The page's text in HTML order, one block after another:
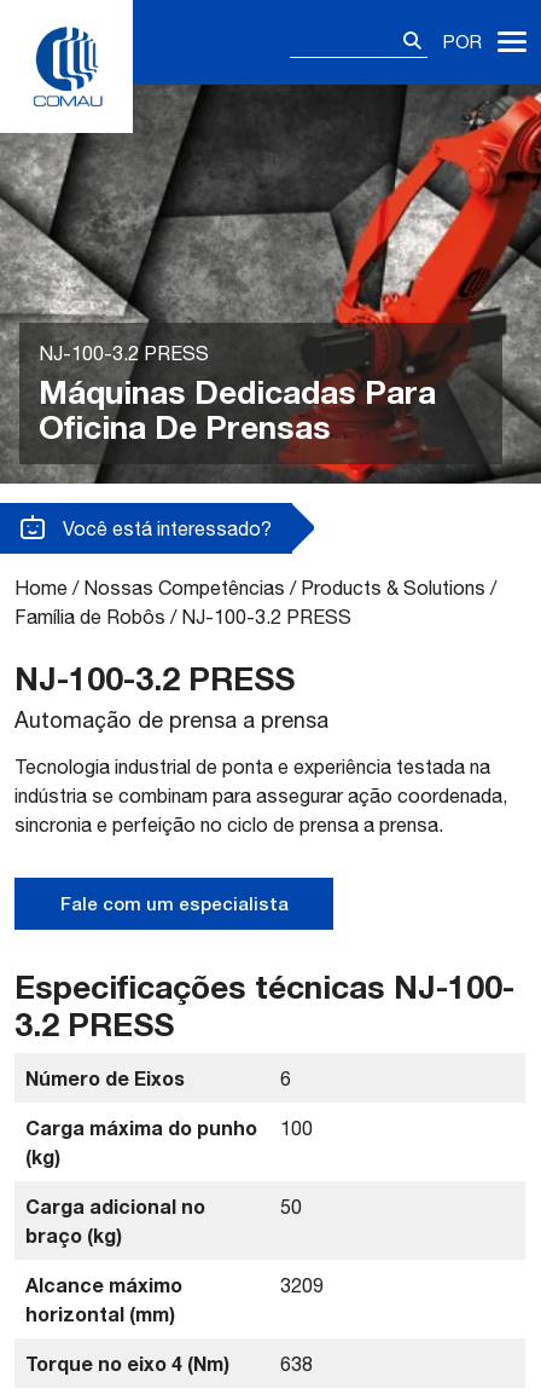
content
POR
NJ-100-3.2 PRESS
Máquinas Dedicadas Para
Oficina De Prensas
Você está interessado?
Home / Nossas Competências / Products & Solutions /
Família de Robôs / NJ-100-3.2 PRESS
NJ-100-3.2 PRESS
Automação de prensa a prensa
Tecnologia industrial de ponta e experiência testada na
indústria se combinam para assegurar ação coordenada,
sincronia e perfeição no ciclo de prensa a prensa.
Fale com um especialista
Especificações técnicas NJ-100-
3.2 PRESS
Número de Eixos 6
Carga máxima do punho
(kg)
100
Carga adicional no
braço (kg)
50
Alcance máximo
horizontal (mm)
3209
Torque no eixo 4 (Nm) 638